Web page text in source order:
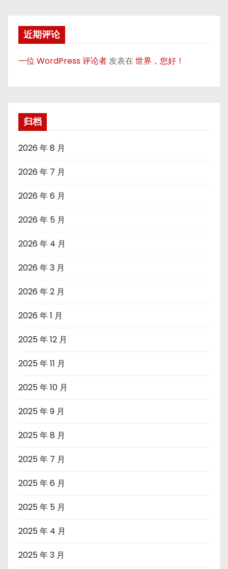
近期评论
一位 WordPress 评论者发表在世界，您好！
归档
2026 年 8 月
2026 年 7 月
2026 年 6 月
2026 年 5 月
2026 年 4 月
2026 年 3 月
2026 年 2 月
2026 年 1 月
2025 年 12 月
2025 年 11 月
2025 年 10 月
2025 年 9 月
2025 年 8 月
2025 年 7 月
2025 年 6 月
2025 年 5 月
2025 年 4 月
2025 年 3 月